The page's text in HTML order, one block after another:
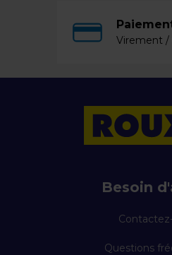
Virement /
Besoin
Questions